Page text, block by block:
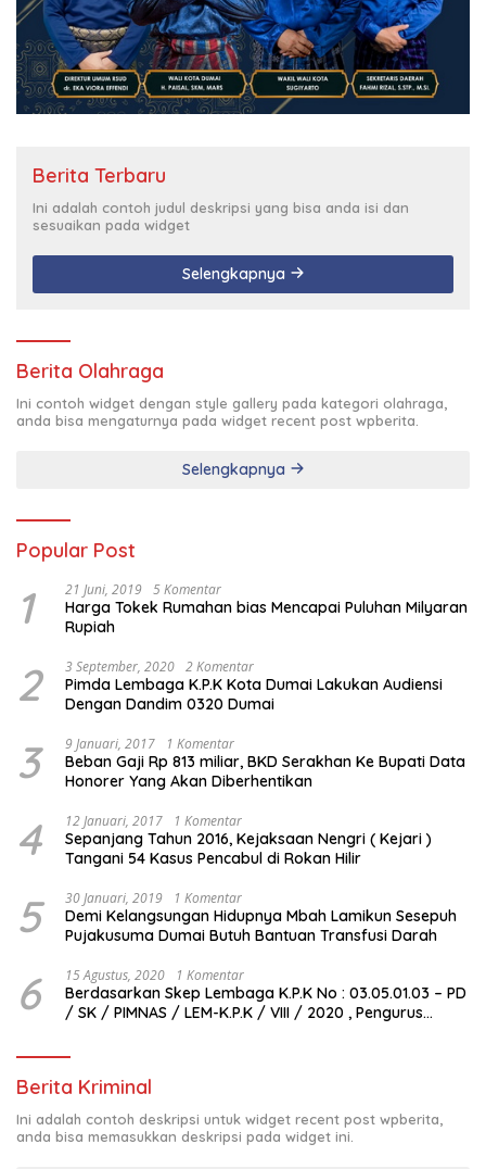
Berita Terbaru
Ini adalah contoh judul deskripsi yang bisa anda isi dan
sesuaikan pada widget
Selengkapnya
Berita Olahraga
Ini contoh widget dengan style gallery pada kategori olahraga,
anda bisa mengaturnya pada widget recent post wpberita.
Selengkapnya
Popular Post
1 21 Juni, 2019 5 Komentar
Harga Tokek Rumahan bias Mencapai Puluhan Milyaran
Rupiah
2 3 September, 2020 2 Komentar
Pimda Lembaga K.P.K Kota Dumai Lakukan Audiensi
Dengan Dandim 0320 Dumai
3 9 Januari, 2017 1 Komentar
Beban Gaji Rp 813 miliar, BKD Serakhan Ke Bupati Data
Honorer Yang Akan Diberhentikan
4 12 Januari, 2017 1 Komentar
Sepanjang Tahun 2016, Kejaksaan Nengri ( Kejari )
Tangani 54 Kasus Pencabul di Rokan Hilir
5 30 Januari, 2019 1 Komentar
Demi Kelangsungan Hidupnya Mbah Lamikun Sesepuh
Pujakusuma Dumai Butuh Bantuan Transfusi Darah
6 15 Agustus, 2020 1 Komentar
Berdasarkan Skep Lembaga K.P.K No : 03.05.01.03 – PD
/ SK / PIMNAS / LEM-K.P.K / VIII / 2020 , Pengurus
Berita Kriminal
Ini adalah contoh deskripsi untuk widget recent post wpberita,
anda bisa memasukkan deskripsi pada widget ini.